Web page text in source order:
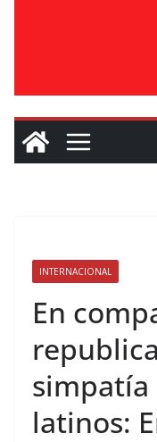
INTERNACIONAL
En
simpatía
latinos: